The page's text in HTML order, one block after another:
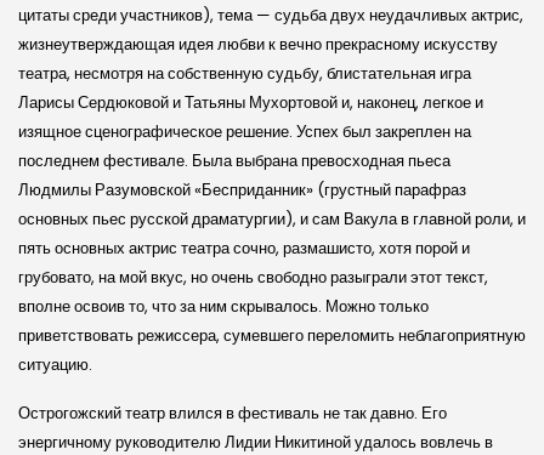
цитаты среди участников), тема — судьба двух неудачливых актрис,
жизнеутверждающая идея любви к вечно прекрасному искусству
театра, несмотря на собственную судьбу, блистательная игра
Ларисы Сердюковой и Татьяны Мухортовой и, наконец, легкое и
изящное сценографиче­ское решение. Успех был закреплен на
последнем фестивале. Была выбрана превосходная пьеса
Людмилы Разумов­ской «Бесприданник» (грустный парафраз
основных пьес рус­ской драматургии), и сам Вакула в главной роли, и
пять основных актрис театра сочно, размашисто, хотя порой и
грубовато, на мой вкус, но очень свободно разыграли этот текст,
вполне освоив то, что за ним скрывалось. Можно только
приветствовать режиссера, сумевшего переломить неблагоприятную
ситуацию.
Острогож­ский театр влился в фестиваль не так давно. Его
энергичному руководителю Лидии Никитиной удалось вовлечь в